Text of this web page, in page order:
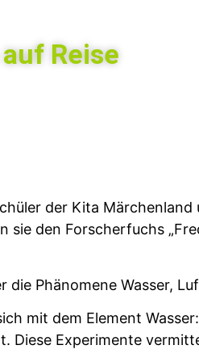
Reise
der Kita
sie den Forscherfuchs
die Phänomene Wasser,
mit dem Element
Diese Experimente